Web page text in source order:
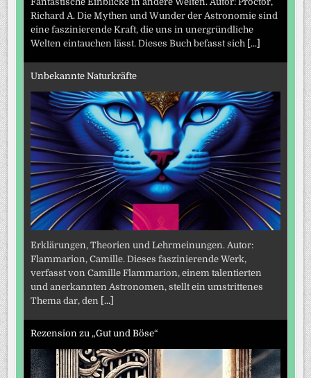
Richard A. Die Mythen und Wunder der Astronomie sind
eine faszinierende Kraft, die uns in unergründliche
Welten eintauchen lässt. Dieses Buch befasst sich [...]
Unbekannte Naturkräfte
Erklärungen, Theorien und Lehrmeinungen. Autor:
Flammarion, Camille. Dieses faszinierende Werk,
verfasst von Camille Flammarion, einem talentierten
und anerkannten Astronomen, stellt ein umstrittenes
Thema dar, den [...]
Rezension zu „Gut und Böse“